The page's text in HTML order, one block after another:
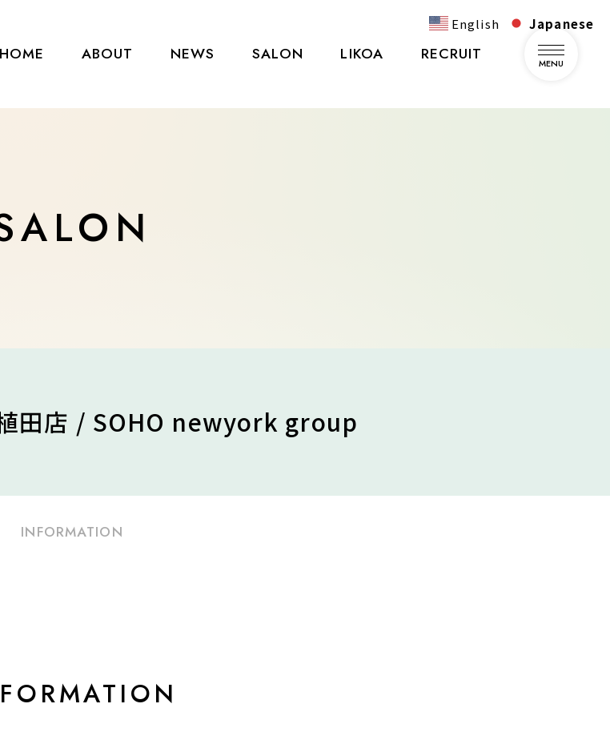
HOME ABOUT NEWS SALON LIKOA RECRUIT
田店 / SOHO newyork group
INFORMATION
English Japanese